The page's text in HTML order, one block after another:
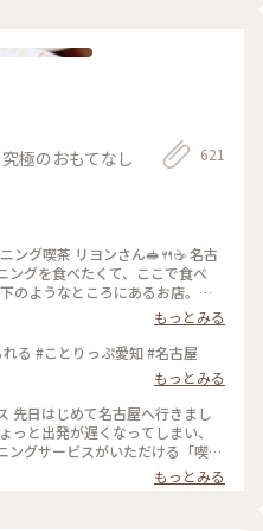
極のおもてなし 621
ング喫茶 リヨンさん🥪🍴☕️ 名古
ングを食べたくて、ここで食べ
のようなところにあるお店。通
ってます。 オープン30分ほど
客が！ そのあとも次々に列が伸
50人近く並んでいました😳 無
席に座ることが出来ました☺️ レト
で、真ん中の大きなテーブルはお
ヨンさんでは一日中モーニングを
ポテトサラダ、夫は野菜サンドに
けでプレスサンドがサービスで
代にプラス料金の玉子・野菜サ
しいけどパンも美味しい💓 お店
もっとみる
る #ことりっぷ愛知 #名古屋
もっとみる
先日はじめて名古屋へ行きまし
っと出発が遅くなってしまい、
ングサービスがいただける「喫茶
プレスサンドとスナックがいただ
、6種類から選べました。 小倉あ
もっとみる